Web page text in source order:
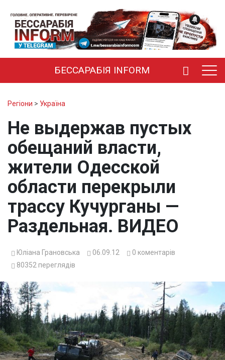
БЕССАРАБІЯ INFORM
Регіони > Україна
Не выдержав пустых
обещаний власти,
жители Одесской
области перекрыли
трассу Кучурганы —
Раздельная. ВИДЕО
Юліана Грановська 06.09.12 0 коментарів
80352 переглядів